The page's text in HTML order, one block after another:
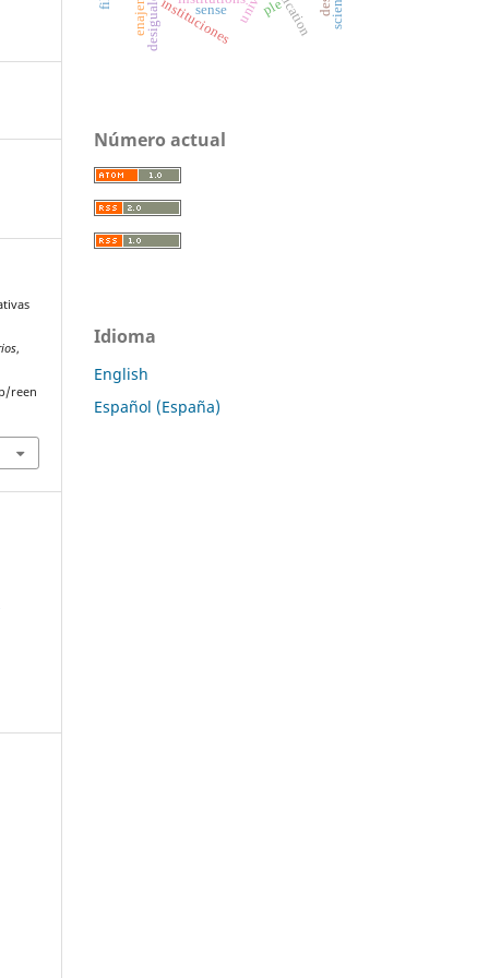
,
reen
instituciones ple
sense
Número actual
Idioma
English
Español (España)